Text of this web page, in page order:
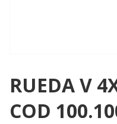
RUEDA V
COD